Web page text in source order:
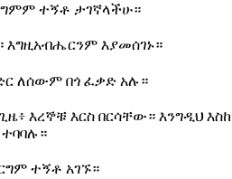
ተኝቶ ታገኛላችሁ።
እግዚአብሔርንም እያመሰገኑ።
ለሰውም በጎ ፈቃድ አሉ።
እረኞቹ እርስ በርሳቸው። እንግዲህ
ተኝቶ አገኙ።